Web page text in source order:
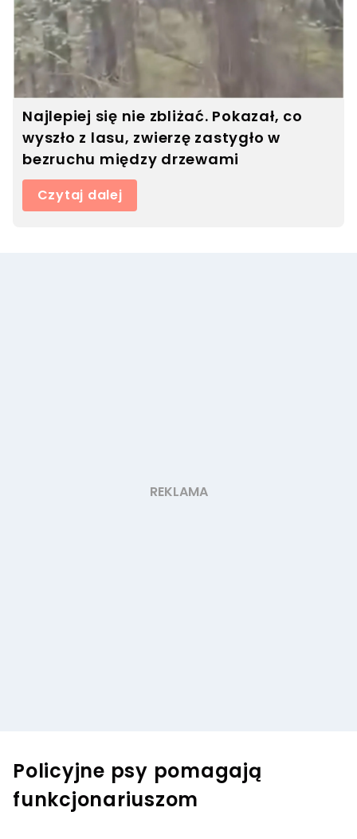
Najlepiej się nie zbliżać. Pokazał, co
wyszło z lasu, zwierzę zastygło w
bezruchu między drzewami
Czytaj dalej
Policyjne psy pomagają
funkcjonariuszom